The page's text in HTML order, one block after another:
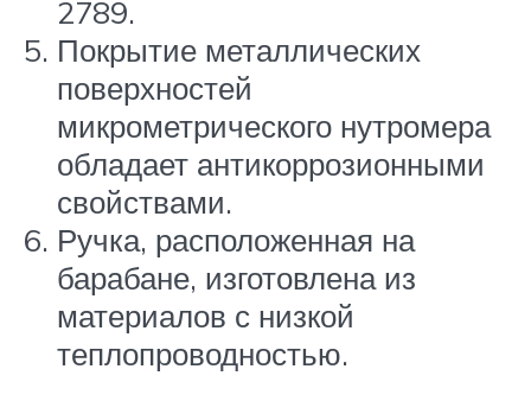
2789.
Покрытие металлических
поверхностей
микрометрического нутромера
обладает антикоррозионными
свойствами.
Ручка, расположенная на
барабане, изготовлена из
материалов с низкой
теплопроводностью.